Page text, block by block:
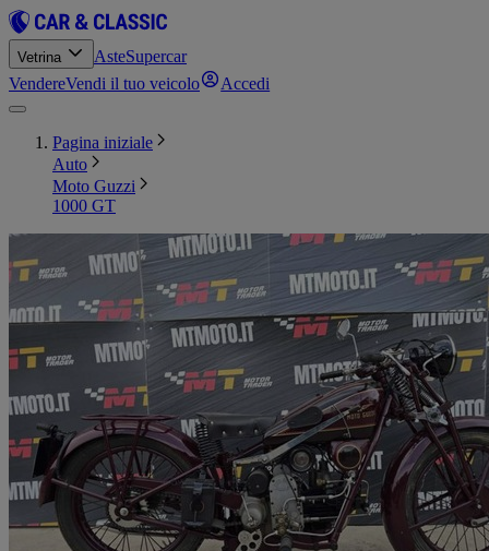
Vetrina AsteSupercar
VendereVendi il tuo veicolo Accedi
Pagina iniziale
Auto
Moto Guzzi
1000 GT